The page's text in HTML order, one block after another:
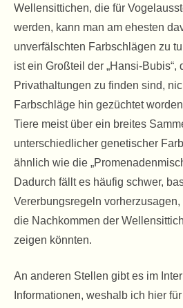
Wellensittichen, die für
werden, kann man am ehesten
unverfälschten Farbschlägen zu
ist ein Großteil der „Hansi-Bubis“,
Privathaltungen zu finden sind,
Farbschläge hin gezüchtet
Tiere meist über ein breites
unterschiedlicher genetischer
ähnlich wie die
Dadurch fällt es häufig schwer,
Vererbungsregeln
die Nachkommen der
zeigen könnten.
An anderen Stellen gibt es im
Informationen, weshalb ich hier